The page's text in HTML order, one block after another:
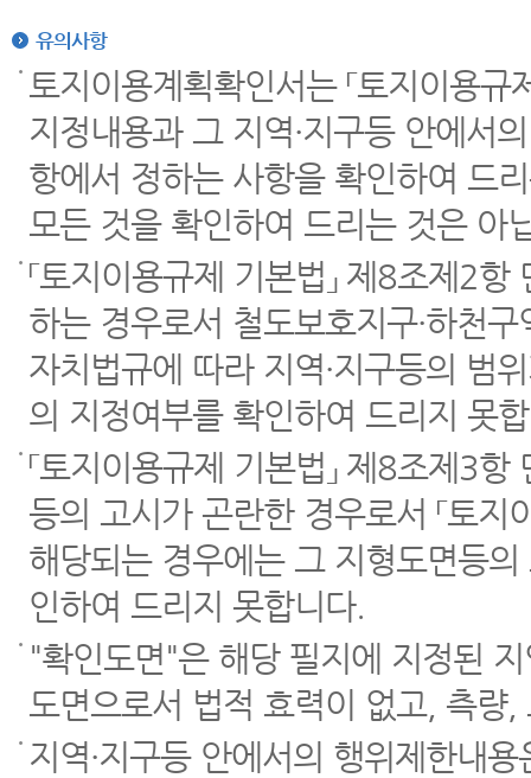
유의사항
토지이용계획확인서는 「토지이용
지정내용과 그 지역·지구등 안에서
항에서 정하는 사항을 확인하여 드
모든 것을 확인하여 드리는 것은 아
「토지이용규제 기본법」 제8조제2
하는 경우로서 철도보호지구·하천
자치법규에 따라 지역·지구등의 범
의 지정여부를 확인하여 드리지 못
「토지이용규제 기본법」 제8조제3
등의 고시가 곤란한 경우로서 「토
해당되는 경우에는 그 지형도면등
인하여 드리지 못합니다.
"확인도면"은 해당 필지에 지정된
도면으로서 법적 효력이 없고, 측량
지역·지구등 안에서의 행위제한내